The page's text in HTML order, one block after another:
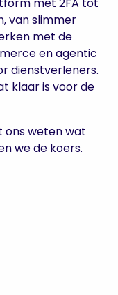
met 2FA tot
van slimmer
met de
en agentic
dienstverleners.
klaar is voor de
ons weten wat
we de koers.